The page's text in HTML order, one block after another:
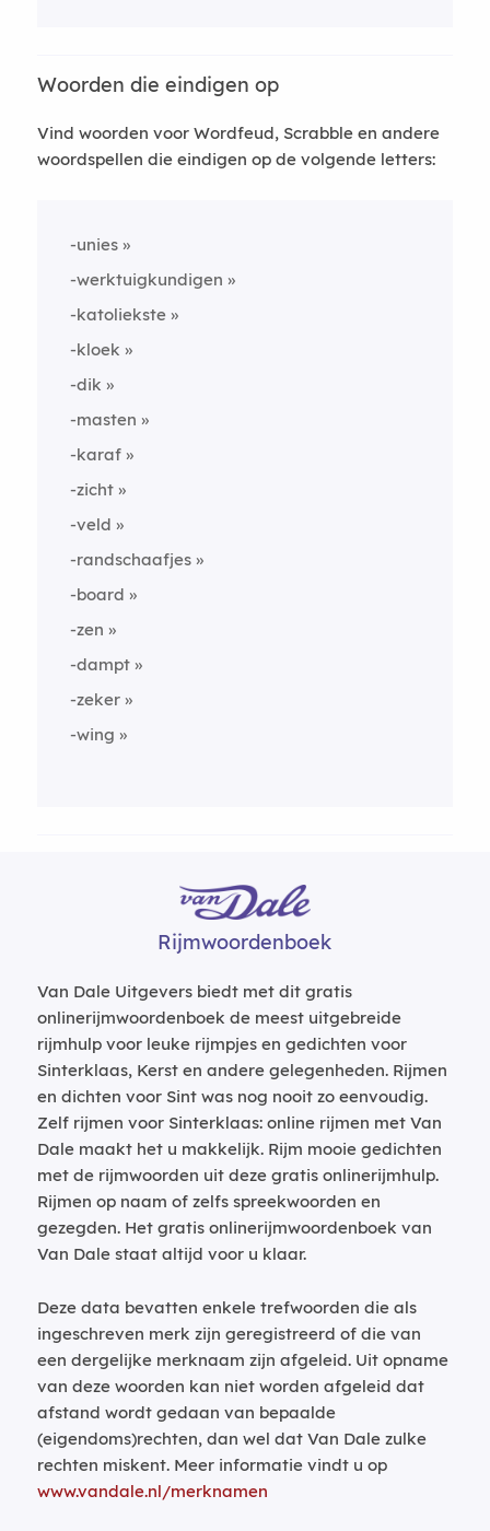
Woorden die eindigen op
Vind woorden voor Wordfeud, Scrabble en andere
woordspellen die eindigen op de volgende letters:
-unies
-werktuigkundigen
-katoliekste
-kloek
-dik
-masten
-karaf
-zicht
-veld
-randschaafjes
-board
-zen
-dampt
-zeker
-wing
Rijmwoordenboek
Van Dale Uitgevers biedt met dit gratis
onlinerijmwoordenboek de meest uitgebreide
rijmhulp voor leuke rijmpjes en gedichten voor
Sinterklaas, Kerst en andere gelegenheden. Rijmen
en dichten voor Sint was nog nooit zo eenvoudig.
Zelf rijmen voor Sinterklaas: online rijmen met Van
Dale maakt het u makkelijk. Rijm mooie gedichten
met de rijmwoorden uit deze gratis onlinerijmhulp.
Rijmen op naam of zelfs spreekwoorden en
gezegden. Het gratis onlinerijmwoordenboek van
Van Dale staat altijd voor u klaar.
Deze data bevatten enkele trefwoorden die als
ingeschreven merk zijn geregistreerd of die van
een dergelijke merknaam zijn afgeleid. Uit opname
van deze woorden kan niet worden afgeleid dat
afstand wordt gedaan van bepaalde
(eigendoms)rechten, dan wel dat Van Dale zulke
rechten miskent. Meer informatie vindt u op
www.vandale.nl/merknamen